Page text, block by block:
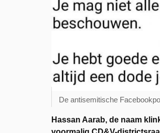
De antisemitische
Hassan Aarab, de naam